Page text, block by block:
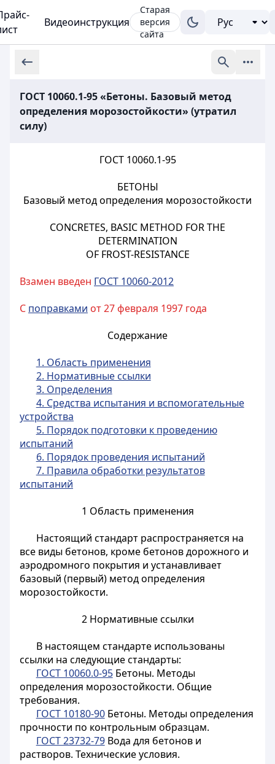
Видеоинструкция
Старая
версия
сайта
ГОСТ 10060.1-95 «Бетоны. Базовый метод
определения морозостойкости» (утратил
силу)
ГОСТ 10060.1-95
БЕТОНЫ
Базовый метод определения морозостойкости
CONCRETES, BASIC METHOD FOR THE
DETERMINATION
OF FROST-RESISTANCE
Взамен введен ГОСТ 10060-2012
С поправками от 27 февраля 1997 года
Содержание
1. Область применения
2. Нормативные ссылки
3. Определения
4. Средства испытания и вспомогательные
устройства
5. Порядок подготовки к проведению
испытаний
6. Порядок проведения испытаний
7. Правила обработки результатов
испытаний
1 Область применения
Настоящий стандарт распространяется на
все виды бетонов, кроме бетонов дорожного и
аэродромного покрытия и устанавливает
базовый (первый) метод определения
морозостойкости.
2 Нормативные ссылки
В настоящем стандарте использованы
ссылки на следующие стандарты:
ГОСТ 10060.0-95Бетоны. Методы
определения морозостойкости. Общие
требования.
ГОСТ 10180-90Бетоны. Методы определения
прочности по контрольным образцам.
ГОСТ 23732-79Вода для бетонов и
растворов. Технические условия.